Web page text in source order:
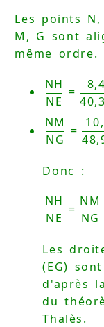
Les points
M, G sont
même ordre.
NH
NE
=
8,4
NM
NG
=
Donc :
NH
NE
=
NM
NG
Les
(EG)
d'après
du
Thalès.